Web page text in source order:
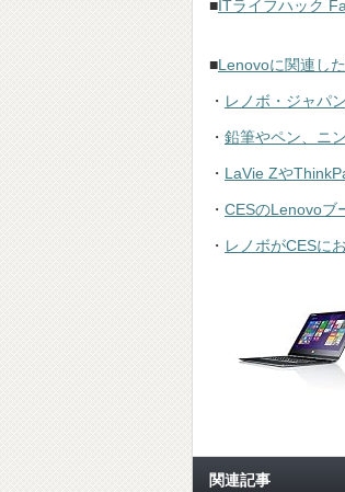
■ITライフハック
■Lenovoに関連し
・ レノボ・ジャパ
・ 鉛筆やペン、ニ
・ LaVie Zや
・ CESのLenovoブ
・ レノボがCESに
関連記事